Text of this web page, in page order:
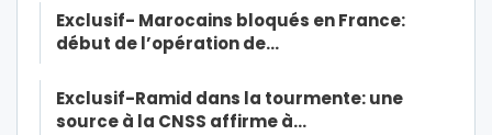
Exclusif- Marocains bloqués en France:
début de l’opération de…
Exclusif-Ramid dans la tourmente: une
source à la CNSS affirme à…